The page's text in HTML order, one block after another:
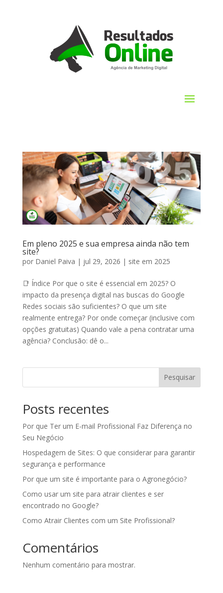
Em pleno 2025 e sua empresa ainda não tem
site?
por Daniel Paiva | jul 29, 2026 | site em 2025
📑 Índice Por que o site é essencial em 2025? O
impacto da presença digital nas buscas do Google
Redes sociais são suficientes? O que um site
realmente entrega? Por onde começar (inclusive com
opções gratuitas) Quando vale a pena contratar uma
agência? Conclusão: dê o...
Pesquisar
Posts recentes
Por que Ter um E-mail Profissional Faz Diferença no
Seu Negócio
Hospedagem de Sites: O que considerar para garantir
segurança e performance
Por que um site é importante para o Agronegócio?
Como usar um site para atrair clientes e ser
encontrado no Google?
Como Atrair Clientes com um Site Profissional?
Comentários
Nenhum comentário para mostrar.